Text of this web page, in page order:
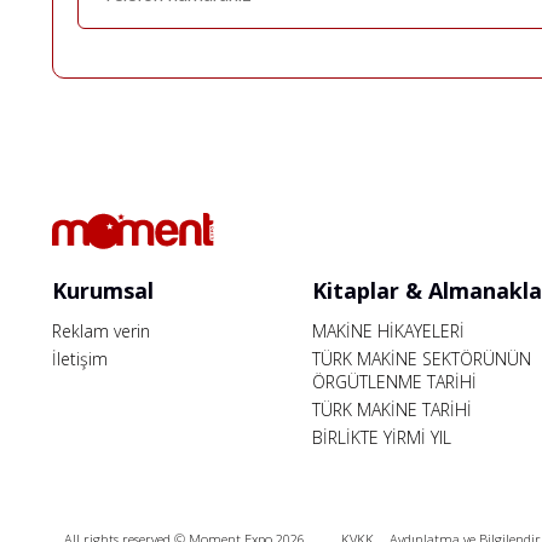
Kurumsal
Reklam verin
İletişim
Kitaplar &
MAKİNE HİKAYELERİ
TÜRK MAKİNE SEKTÖRÜNÜN
ÖRGÜTLENME TARİHİ
TÜRK MAKİNE TARİHİ
BİRLİKTE YİRMİ YIL